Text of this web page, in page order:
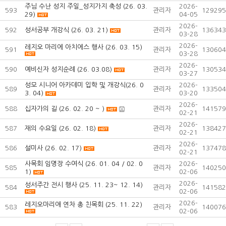
593
주님 수난 성지 주일_성지가지 축성 (26. 03.
29)
관리자
2026-
04-05
129295
592 성서공부 개강식 (26. 03. 21) 관리자
2026-
03-28
136343
591 레지오 마리에 아치에스 행사 (26. 03. 15) 관리자
2026-
03-28
130604
590 예비신자 성지순례 (26. 03.08) 관리자
2026-
03-27
130534
589
성모 시니어 아카데미 입학 및 개강식(26. 0
3. 04)
관리자
2026-
03-20
133504
588 십자가의 길 (26. 02. 20 ~ ) 관리자
2026-
02-21
141579
587 재의 수요일 (26. 02. 18) 관리자
2026-
02-21
138427
586 설미사 (26. 02. 17) 관리자
2026-
02-21
137478
585
사목회 임명장 수여식 (26. 01. 04 / 02. 0
1)
관리자
2026-
02-06
140250
584 성서주간 전시 행사 (25. 11. 23~ 12. 14) 관리자
2026-
02-06
141582
583 레지오마리애 연차 총 친목회 (25. 11. 22) 관리자
2026-
02-06
140076